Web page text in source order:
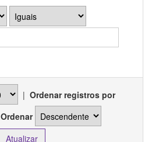
| Ordenar registros por
Ordenar